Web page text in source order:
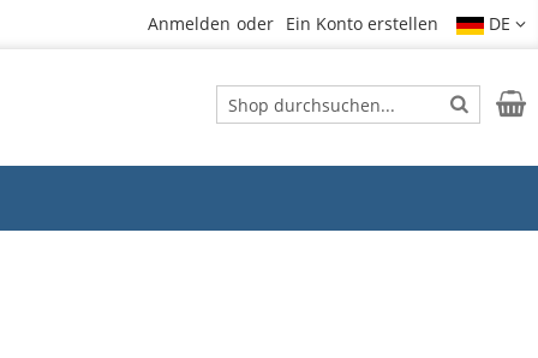
Anmelden Ein Konto erstellen DE
Suche
Suche